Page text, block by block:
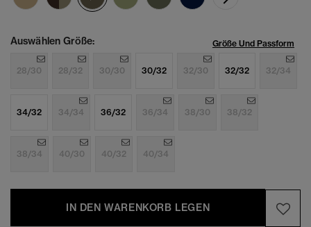
Auswählen Größe: Größe Und Passform
28/30 28/32 30/30 30/32 32/30 32/32 32/34
34/32 34/34 36/32 36/34 38/30 38/32
38/34 40/30 40/32 40/34
IN DEN WARENKORB LEGEN